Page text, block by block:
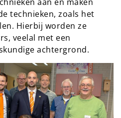
technieken, zoals het
Hierbij worden ze
veelal met een
achtergrond.